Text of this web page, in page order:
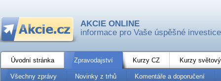
AKCIE ONLINE
informace pro Vaše úspěšné investice
Úvodní stránka Zpravodajství Kurzy CZ Kurzy
Všechny zprávy Novinky z trhů Komentáře a doporučení